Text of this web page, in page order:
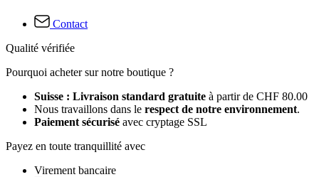
Contact
Qualité vérifiée
Pourquoi acheter sur notre boutique ?
Suisse : Livraison standard gratuite à partir de CHF 80.00
Nous travaillons dans le respect de notre environnement.
Paiement sécurisé avec cryptage SSL
Payez en toute tranquillité avec
Virement bancaire